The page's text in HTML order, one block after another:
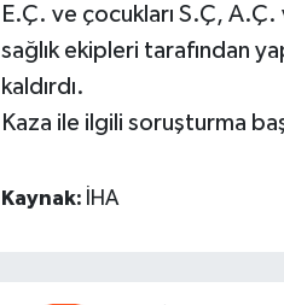
E.Ç. ve çocukları S.Ç, A.Ç.
sağlık ekipleri tarafından
kaldırdı.
Kaza ile ilgili soruşturma
Kaynak: İHA